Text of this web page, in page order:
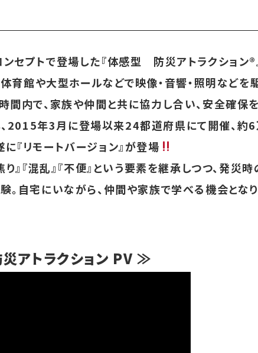
セプトで登場した『体感型 防災アトラクション®︎
体育館や大型ホールなどで映像・音響・照明などを
間内で、家族や仲間と共に協力し合い、安全確保
、2015年3月に登場以来24都道府県にて開催、約
『リモートバージョン』が登場
『混乱』『不便』という要素を継承しつつ、発災
自宅にいながら、仲間や家族で学べる機会とな
アトラクション PV ≫